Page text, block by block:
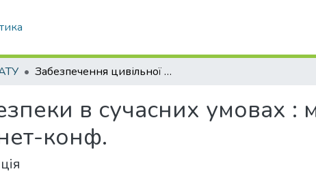
Забезпечення цивільної безпеки в сучасних умовах : матеріали Міжнар. наук.-практ. інтернет-конф.
в сучасних умовах :
конф.